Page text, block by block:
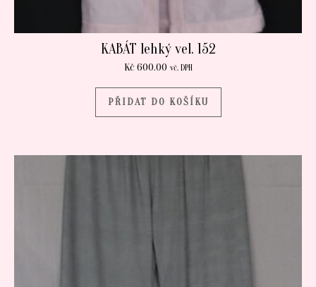
KABÁT lehký vel. 152
Kč600.00 vč. DPH
PŘIDAT DO KOŠÍKU